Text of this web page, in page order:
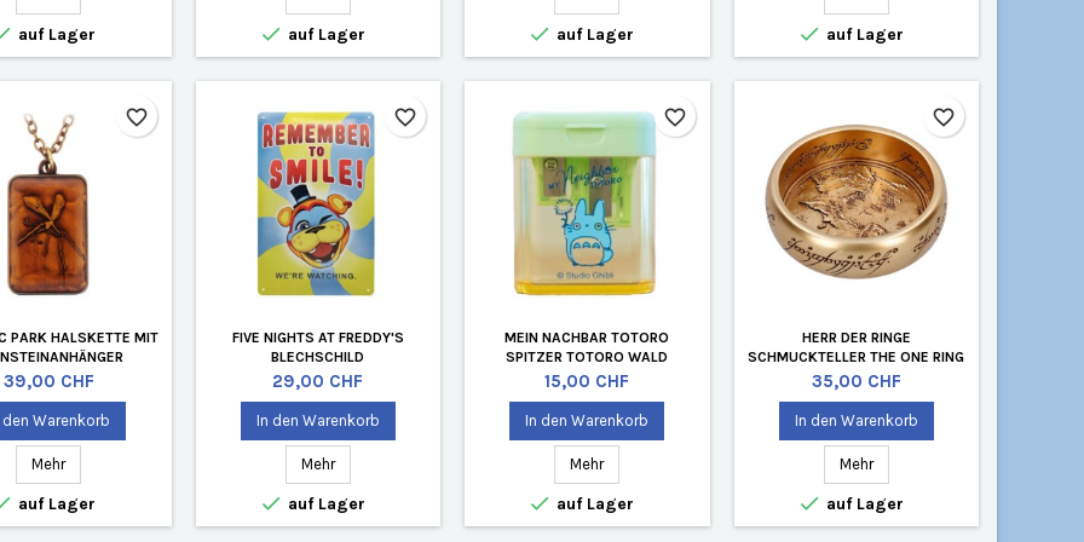
auf Lager  auf Lager  auf Lager  auf Lager
PARK HALSKETTE MIT
AUFLAGE
Preis
39,00 CHF
den Warenkorb
Mehr
auf Lager
favorite_border
FIVE NIGHTS AT FREDDY'S
BLECHSCHILD
Preis
29,00 CHF
In den Warenkorb
Mehr
 auf Lager
favorite_border
MEIN NACHBAR TOTORO
SPITZER TOTORO WALD
Preis
15,00 CHF
In den Warenkorb
Mehr
 auf Lager
favorite_border
HERR DER RINGE
SCHMUCKTELLER THE ONE RING
Preis
35,00 CHF
In den Warenkorb
Mehr
 auf Lager
favorite_border